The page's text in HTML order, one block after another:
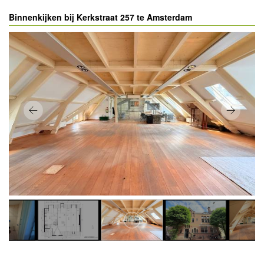
Binnenkijken bij Kerkstraat 257 te Amsterdam